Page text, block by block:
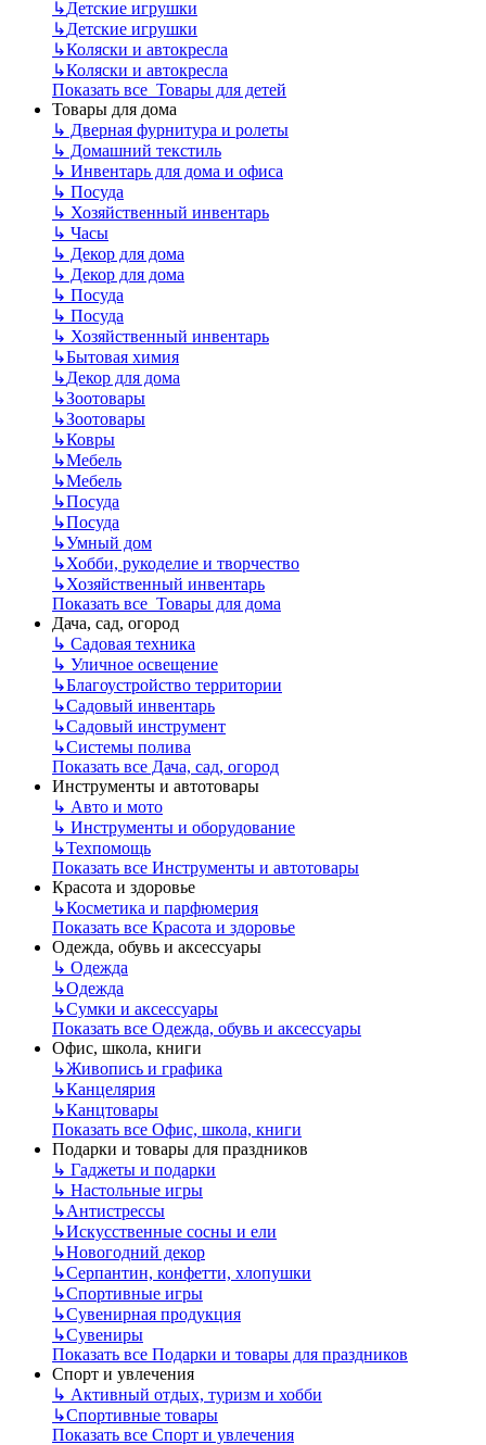
↳Детские игрушки
↳Детские игрушки
↳Коляски и автокресла
↳Коляски и автокресла
Показать все Товары для детей
Товары для дома
↳ Дверная фурнитура и ролеты
↳ Домашний текстиль
↳ Инвентарь для дома и офиса
↳ Посуда
↳ Хозяйственный инвентарь
↳ Часы
↳ Декор для дома
↳ Декор для дома
↳ Посуда
↳ Посуда
↳ Хозяйственный инвентарь
↳Бытовая химия
↳Декор для дома
↳Зоотовары
↳Зоотовары
↳Ковры
↳Мебель
↳Мебель
↳Посуда
↳Посуда
↳Умный дом
↳Хобби, рукоделие и творчество
↳Хозяйственный инвентарь
Показать все Товары для дома
Дача, сад, огород
↳ Садовая техника
↳ Уличное освещение
↳Благоустройство территории
↳Садовый инвентарь
↳Садовый инструмент
↳Системы полива
Показать все Дача, сад, огород
Инструменты и автотовары
↳ Авто и мото
↳ Инструменты и оборудование
↳Техпомощь
Показать все Инструменты и автотовары
Красота и здоровье
↳Косметика и парфюмерия
Показать все Красота и здоровье
Одежда, обувь и аксессуары
↳ Одежда
↳Одежда
↳Сумки и аксессуары
Показать все Одежда, обувь и аксессуары
Офис, школа, книги
↳Живопись и графика
↳Канцелярия
↳Канцтовары
Показать все Офис, школа, книги
Подарки и товары для праздников
↳ Гаджеты и подарки
↳ Настольные игры
↳Антистрессы
↳Искусственные сосны и ели
↳Новогодний декор
↳Серпантин, конфетти, хлопушки
↳Спортивные игры
↳Сувенирная продукция
↳Сувениры
Показать все Подарки и товары для праздников
Спорт и увлечения
↳ Активный отдых, туризм и хобби
↳Спортивные товары
Показать все Спорт и увлечения